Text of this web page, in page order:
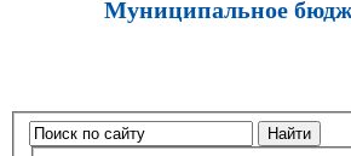
Муниципальное
Найти